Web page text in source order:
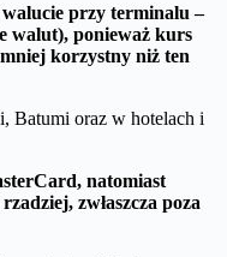
przy terminalu –
walut), ponieważ kurs
korzystny niż ten
Batumi oraz w hotelach i
natomiast
zwłaszcza poza